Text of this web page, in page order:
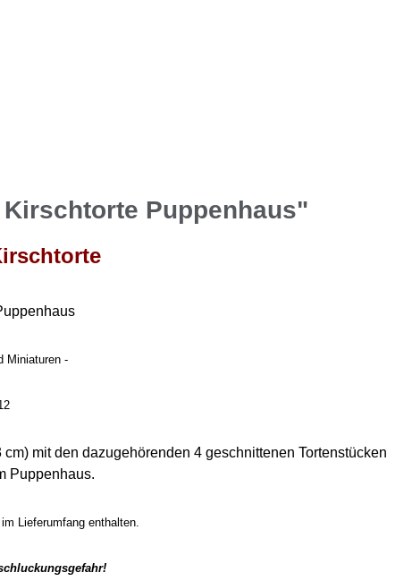
Puppenhaus"
Miniaturen -
mit den dazugehörenden 4 geschnittenen Tortenstücken
Puppenhaus.
Lieferumfang enthalten.